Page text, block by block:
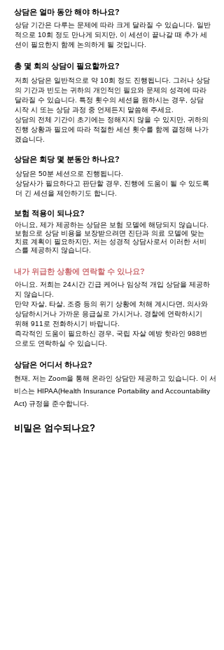
상담은 얼마 동안 해야 하나요?
상담 기간은 다루는 문제에 따라 크게 달라질 수 있습니다. 일반
적으로 10회 정도 만나게 되지만, 이 세션이 끝나갈 때 추가 세
션이 필요한지 함께 논의하게 될 것입니다.
총 몇 회의 상담이 필요할까요?
저희 상담은 일반적으로 약 10회 정도 진행됩니다. 그러나 상담
의 기간과 빈도는 귀하의 개인적인 필요와 문제의 성격에 따라
달라질 수 있습니다. 특정 횟수의 세션을 원하시는 경우, 상담
시작 시 또는 상담 과정 중 언제든지 말씀해 주세요.
상담의 전체 기간이 초기에는 정해지지 않을 수 있지만, 귀하의
진행 상황과 필요에 따라 적절한 세션 횟수를 함께 결정해 나가
겠습니다.
상담은 회당 몇 분동안 하나요?
상담은 50분 세션으로 진행됩니다.
상담사가 필요하다고 판단할 경우, 진행에 도움이 될 수 있도록
더 긴 세션을 제안하기도 합니다.
보험 적용이 되나요?
아니요, 제가 제공하는 상담은 보험 모델에 해당되지 않습니다.
보험으로 상담 비용을 보장받으려면 진단과 의료 모델에 맞는
치료 계획이 필요하지만, 저는 성경적 상담사로서 이러한 서비
스를 제공하지 않습니다.
내가 위급한 상황에 연락할 수 있나요?
아니요. 저희는 24시간 긴급 케어나 임상적 개입 상담을 제공하
지 않습니다.
만약 자살, 타살, 조증 등의 위기 상황에 처해 계시다면, 의사와
상담하시거나 가까운 응급실로 가시거나, 경찰에 연락하시기
위해 911로 전화하시기 바랍니다.
즉각적인 도움이 필요하신 경우, 국립 자살 예방 핫라인 988번
으로도 연락하실 수 있습니다.
상담은 어디서 하나요?
현재, 저는 Zoom을 통해 온라인 상담만 제공하고 있습니다. 이 서
비스는 HIPAA(Health Insurance Portability and Accountability
Act) 규정을 준수합니다.
비밀은 엄수되나요?